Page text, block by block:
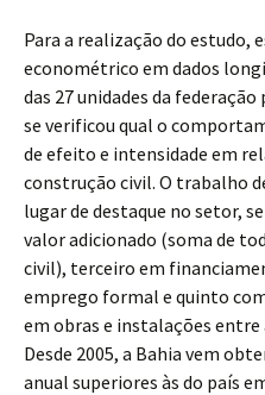
Para a realização do estudo,
econométrico em dados
das 27 unidades da federação
se verificou qual o
de efeito e intensidade em
construção civil. O trabalho
lugar de destaque no setor,
valor adicionado (soma de
civil), terceiro em
emprego formal e quinto
em obras e instalações entre
Desde 2005, a Bahia vem
anual superiores às do país